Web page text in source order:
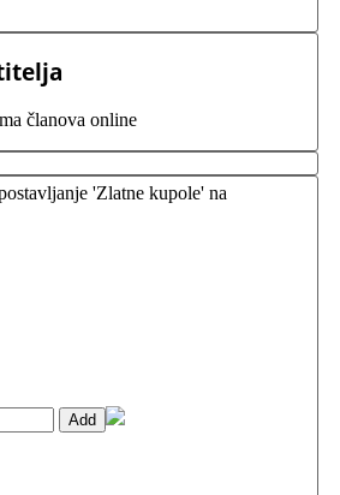
članova online
'Zlatne kupole' na